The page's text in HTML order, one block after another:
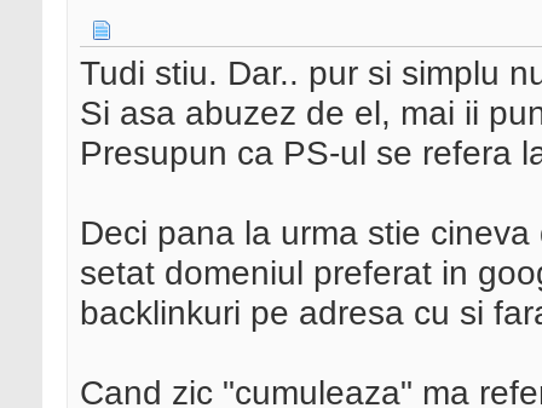
Tudi stiu. Dar.. pur si simplu
Si asa abuzez de el, mai ii
Presupun ca PS-ul se refera
Deci pana la urma stie
setat domeniul preferat in
backlinkuri pe adresa cu si
Cand zic "cumuleaza" ma